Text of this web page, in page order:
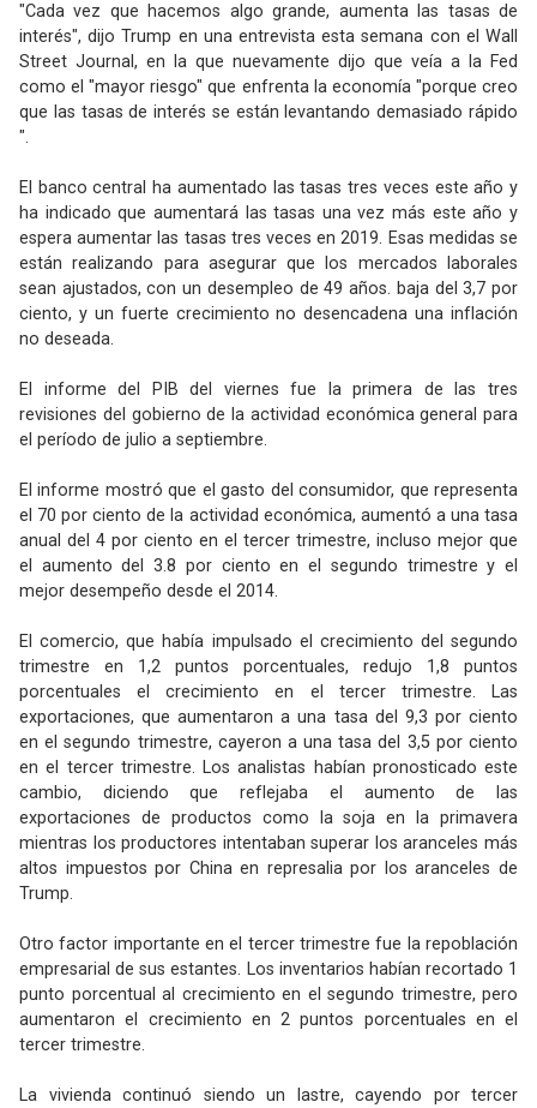
"Cada vez que hacemos algo grande, aumenta las tasas de
interés", dijo Trump en una entrevista esta semana con el Wall
Street Journal, en la que nuevamente dijo que veía a la Fed
como el "mayor riesgo" que enfrenta la economía "porque creo
que las tasas de interés se están levantando demasiado rápido
".
El banco central ha aumentado las tasas tres veces este año y
ha indicado que aumentará las tasas una vez más este año y
espera aumentar las tasas tres veces en 2019. Esas medidas se
están realizando para asegurar que los mercados laborales
sean ajustados, con un desempleo de 49 años. baja del 3,7 por
ciento, y un fuerte crecimiento no desencadena una inflación
no deseada.
El informe del PIB del viernes fue la primera de las tres
revisiones del gobierno de la actividad económica general para
el período de julio a septiembre.
El informe mostró que el gasto del consumidor, que representa
el 70 por ciento de la actividad económica, aumentó a una tasa
anual del 4 por ciento en el tercer trimestre, incluso mejor que
el aumento del 3.8 por ciento en el segundo trimestre y el
mejor desempeño desde el 2014.
El comercio, que había impulsado el crecimiento del segundo
trimestre en 1,2 puntos porcentuales, redujo 1,8 puntos
porcentuales el crecimiento en el tercer trimestre. Las
exportaciones, que aumentaron a una tasa del 9,3 por ciento
en el segundo trimestre, cayeron a una tasa del 3,5 por ciento
en el tercer trimestre. Los analistas habían pronosticado este
cambio, diciendo que reflejaba el aumento de las
exportaciones de productos como la soja en la primavera
mientras los productores intentaban superar los aranceles más
altos impuestos por China en represalia por los aranceles de
Trump.
Otro factor importante en el tercer trimestre fue la repoblación
empresarial de sus estantes. Los inventarios habían recortado 1
punto porcentual al crecimiento en el segundo trimestre, pero
aumentaron el crecimiento en 2 puntos porcentuales en el
tercer trimestre.
La vivienda continuó siendo un lastre, cayendo por tercer